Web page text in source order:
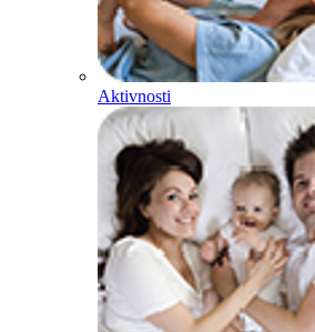
Aktivnosti